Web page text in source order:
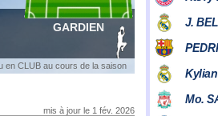
GARDIEN
en CLUB au cours de la saison
mis à jour le 1 fév. 2026